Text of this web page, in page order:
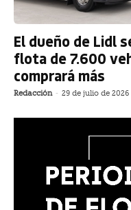
El dueño de Lidl
flota de 7.600
comprará más
Redacción - 29 de julio de 2026